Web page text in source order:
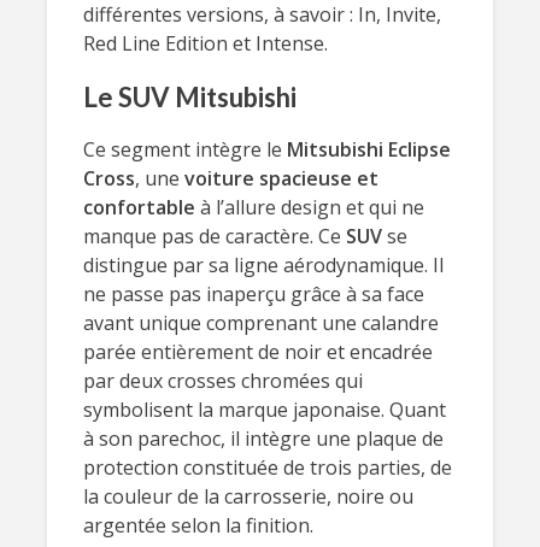
différentes versions, à savoir : In, Invite,
Red Line Edition et Intense.
Le SUV Mitsubishi
Ce segment intègre le Mitsubishi Eclipse
Cross, une voiture spacieuse et
confortable à l’allure design et qui ne
manque pas de caractère. Ce SUVse
distingue par sa ligne aérodynamique. Il
ne passe pas inaperçu grâce à sa face
avant unique comprenant une calandre
parée entièrement de noir et encadrée
par deux crosses chromées qui
symbolisent la marque japonaise. Quant
à son parechoc, il intègre une plaque de
protection constituée de trois parties, de
la couleur de la carrosserie, noire ou
argentée selon la finition.